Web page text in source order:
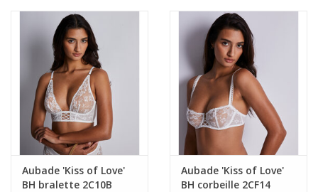
Brasschaat.
Heb je hulp nodig met je keuze? Wij geven je ook graag een
persoonlijke service
via onze webshop! Je kan ons tijdens de
openingsuren steeds bereiken op het nummer: 0032 3 651 86 17
Lieve groeten,
Sophie en Mandy
Aubade 'Kiss of Love'
BH bralette 2C10B
Aubade 'Kiss of Love'
BH corbeille 2CF14